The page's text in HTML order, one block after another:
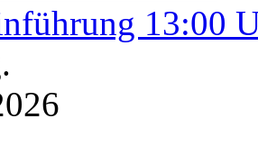
13:00